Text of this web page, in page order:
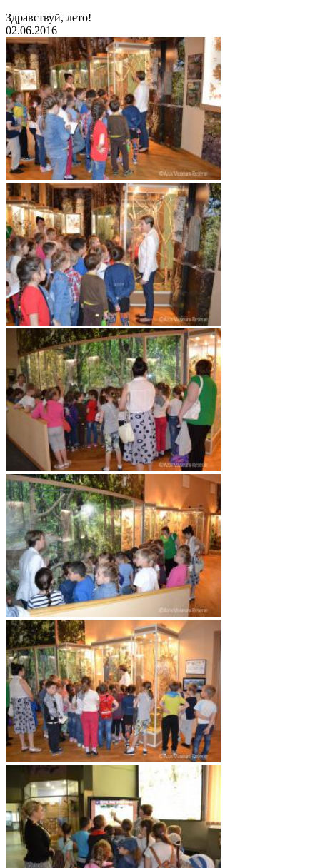
Здравствуй, лето!
02.06.2016